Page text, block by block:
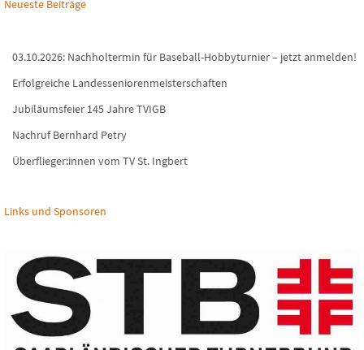
Neueste Beiträge
03.10.2026: Nachholtermin für Baseball-Hobbyturnier – jetzt anmelden!
Erfolgreiche Landesseniorenmeisterschaften
Jubiläumsfeier 145 Jahre TVIGB
Nachruf Bernhard Petry
Überflieger:innen vom TV St. Ingbert
Links und Sponsoren